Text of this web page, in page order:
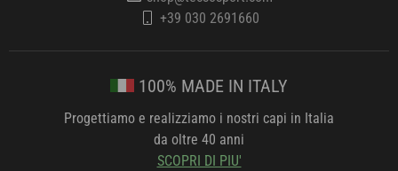
+39 030 2691660
100% MADE IN ITALY
Progettiamo e realizziamo i nostri capi in Italia
da oltre 40 anni
SCOPRI DI PIU'